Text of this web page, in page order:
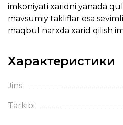
imkoniyati xaridni yanada
mavsumiy takliflar esa
maqbul narxda xarid qilish
Характеристики
Jins
Tarkibi